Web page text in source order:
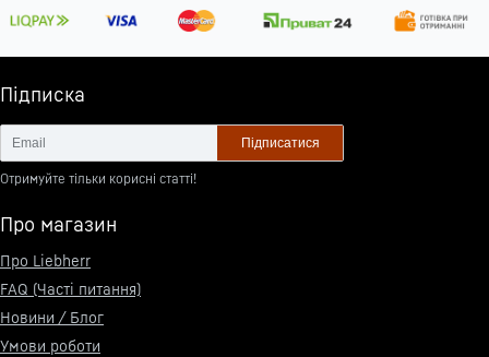
Підписка
Підписатися
Отримуйте тільки корисні статті!
Про магазин
Про Liebherr
FAQ (Часті питання)
Новини / Блог
Умови роботи